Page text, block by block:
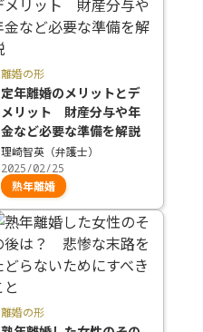
離婚の形
定年離婚のメリットとデ
メリット 財産分与や年
金など必要な準備を解説
理崎智英（弁護士）
2025/02/25
熟年離婚
離婚の形